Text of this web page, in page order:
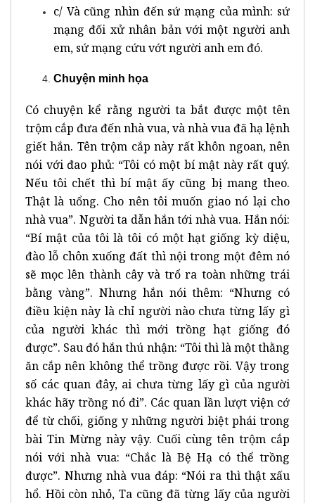
c/ Và cũng nhìn đến sứ mạng của mình: sứ
mạng đối xử nhân bản với một người anh
em, sứ mạng cứu vớt người anh em đó.
Chuyện minh họa
Có chuyện kể rằng người ta bắt được một tên
trộm cắp đưa đến nhà vua, và nhà vua đã hạ lệnh
giết hắn. Tên trộm cắp này rất khôn ngoan, nên
nói với đao phủ: “Tôi có một bí mật này rất quý.
Nếu tôi chết thì bí mật ấy cũng bị mang theo.
Thật là uổng. Cho nên tôi muốn giao nó lại cho
nhà vua”. Người ta dẫn hắn tới nhà vua. Hắn nói:
“Bí mật của tôi là tôi có một hạt giống kỳ diệu,
đào lỗ chôn xuống đất thì nội trong một đêm nó
sẽ mọc lên thành cây và trổ ra toàn những trái
bằng vàng”. Nhưng hắn nói thêm: “Nhưng có
điều kiện này là chỉ người nào chưa từng lấy gì
của người khác thì mới trồng hạt giống đó
được”. Sau đó hắn thú nhận: “Tôi thì là một thằng
ăn cắp nên không thể trồng được rồi. Vậy trong
số các quan đây, ai chưa từng lấy gì của người
khác hãy trồng nó đi”. Các quan lần lượt viện cớ
để từ chối, giống y những người biệt phái trong
bài Tin Mừng này vậy. Cuối cùng tên trộm cắp
nói với nhà vua: “Chắc là Bệ Hạ có thể trồng
được”. Nhưng nhà vua đáp: “Nói ra thì thật xấu
hổ. Hồi còn nhỏ, Ta cũng đã từng lấy của người